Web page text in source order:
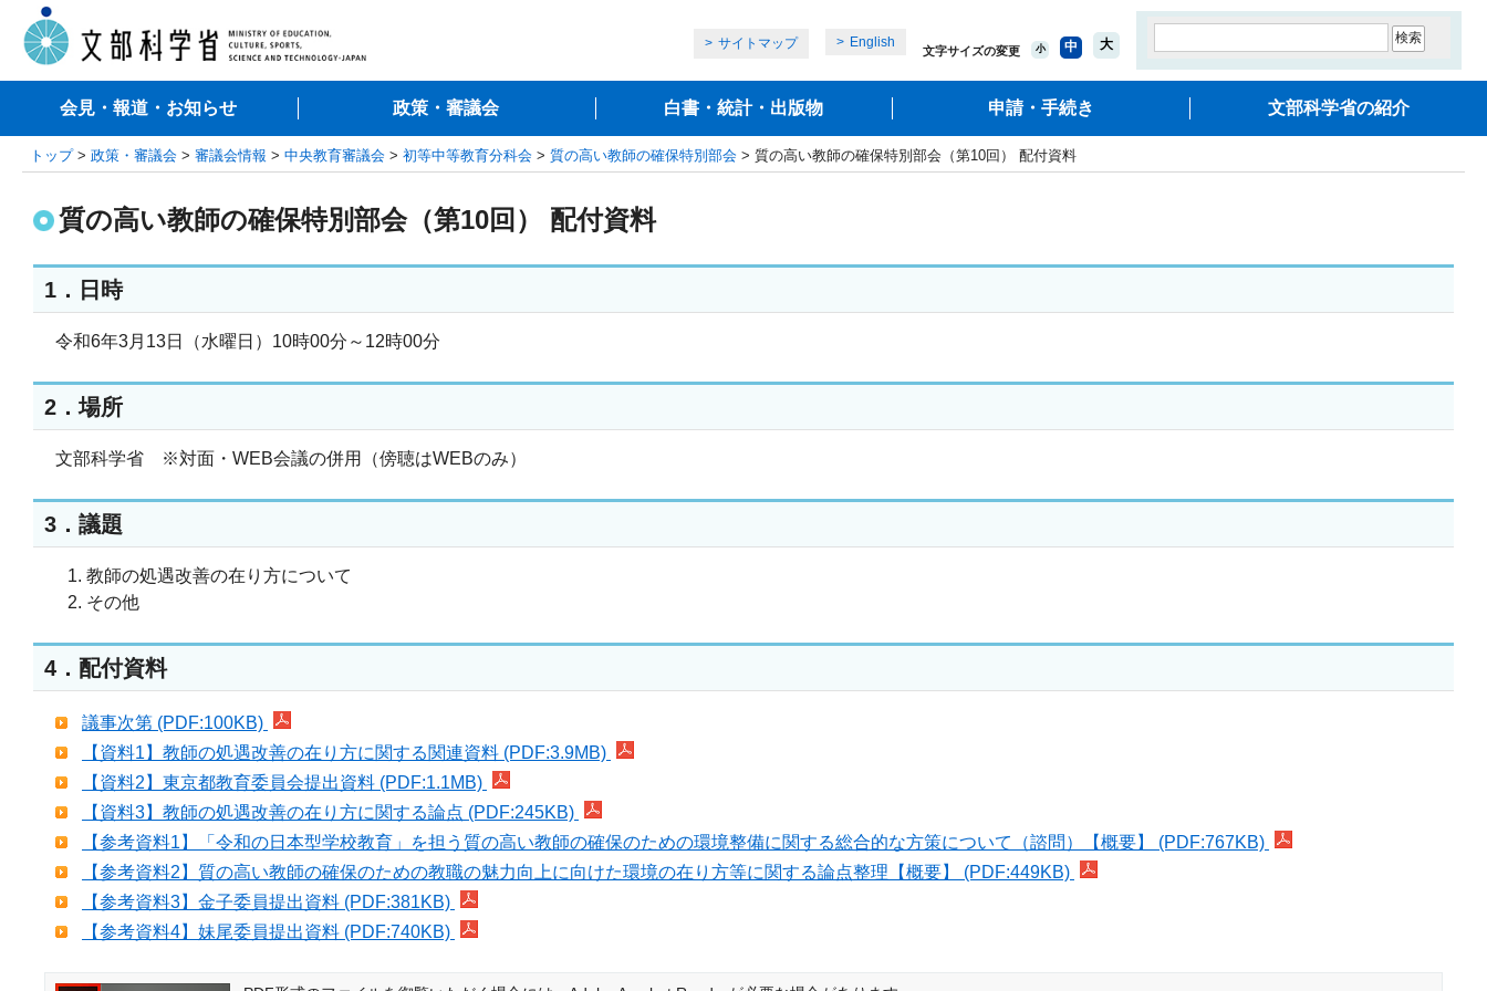
サイトマップ English
文字サイズの変更 小 中 大
会見・報道・お知らせ 政策・審議会 白書・統計・出版物 申請・手続き 文部科学省の紹介
トップ> 政策・審議会 > 審議会情報 > 中央教育審議会 > 初等中等教育分科会 > 質の高い教師の確保特別部会 > 質の高い教師の確保特別部会（第10回） 配付資料
質の高い教師の確保特別部会（第10回） 配付資料
1．日時
令和6年3月13日（水曜日）10時00分～12時00分
2．場所
文部科学省 ※対面・WEB会議の併用（傍聴はWEBのみ）
3．議題
教師の処遇改善の在り方について
その他
4．配付資料
議事次第 (PDF:100KB)
【資料1】教師の処遇改善の在り方に関する関連資料 (PDF:3.9MB)
【資料2】東京都教育委員会提出資料 (PDF:1.1MB)
【資料3】教師の処遇改善の在り方に関する論点 (PDF:245KB)
【参考資料1】「令和の日本型学校教育」を担う質の高い教師の確保のための環境整備に関する総合的な方策について（諮問）【概要】 (PDF:767KB)
【参考資料2】質の高い教師の確保のための教職の魅力向上に向けた環境の在り方等に関する論点整理【概要】 (PDF:449KB)
【参考資料3】金子委員提出資料 (PDF:381KB)
【参考資料4】妹尾委員提出資料 (PDF:740KB)